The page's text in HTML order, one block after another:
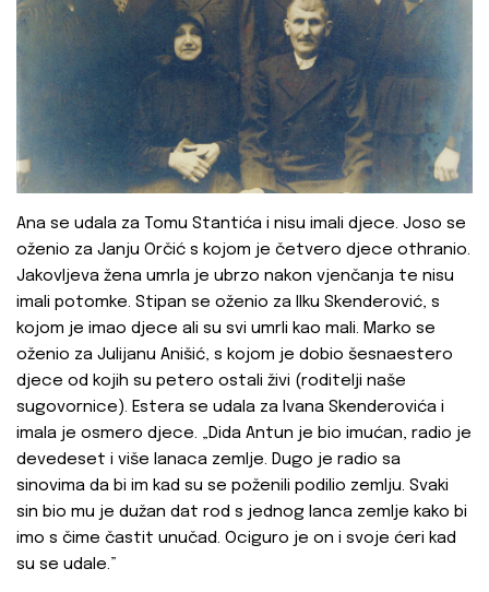
Ana se udala za Tomu Stantića i nisu imali djece. Joso se
oženio za Janju Orčić s kojom je četvero djece othranio.
Jakovljeva žena umrla je ubrzo nakon vjenčanja te nisu
imali potomke. Stipan se oženio za Ilku Skenderović, s
kojom je imao djece ali su svi umrli kao mali. Marko se
oženio za Julijanu Anišić, s kojom je dobio šesnaestero
djece od kojih su petero ostali živi (roditelji naše
sugovornice). Estera se udala za Ivana Skenderovića i
imala je osmero djece. „Dida Antun je bio imućan, radio je
devedeset i više lanaca zemlje. Dugo je radio sa
sinovima da bi im kad su se poženili podilio zemlju. Svaki
sin bio mu je dužan dat rod s jednog lanca zemlje kako bi
imo s čime častit unučad. Ociguro je on i svoje ćeri kad
su se udale.”